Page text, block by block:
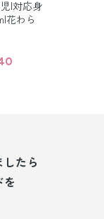
|対応身
花わら
たら